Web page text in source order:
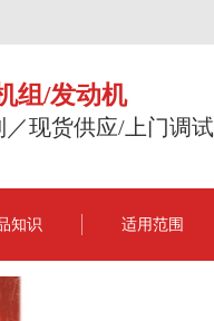
组/发动机
现货供应/上门调试
知识 适用范围